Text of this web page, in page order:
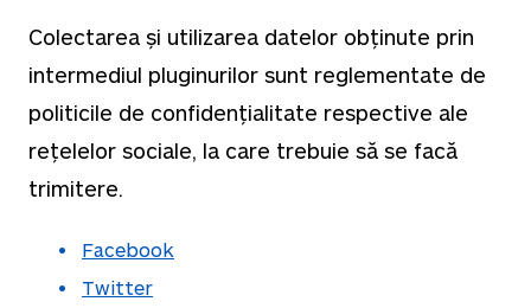
Colectarea și utilizarea datelor obținute prin
intermediul pluginurilor sunt reglementate de
politicile de confidențialitate respective ale
rețelelor sociale, la care trebuie să se facă
trimitere.
Facebook
Twitter